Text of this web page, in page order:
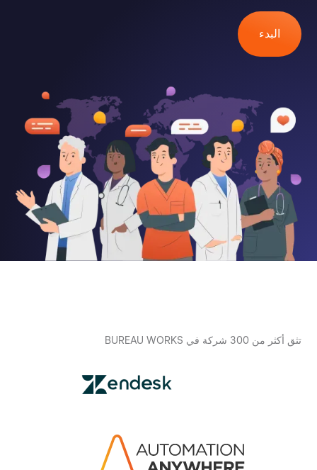
البدء
تثق أكثر من 300 شركة في BUREAU WORKS